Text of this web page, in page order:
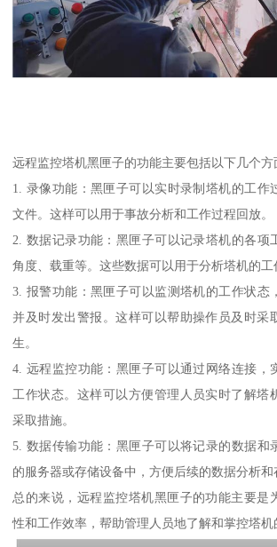
远程监控塔机黑匣子的功能主要包括以下几个方
1. 录像功能：黑匣子可以实时录制塔机的工作
文件。这样可以用于事故分析和工作过程回放。
2. 数据记录功能：黑匣子可以记录塔机的各项
角度、载重等。这些数据可以用于分析塔机的工
3. 报警功能：黑匣子可以监测塔机的工作状态
并及时发出警报。这样可以帮助操作员及时采
生。
4. 远程监控功能：黑匣子可以通过网络连接，
工作状态。这样可以方便管理人员实时了解塔
采取措施。
5. 数据传输功能：黑匣子可以将记录的数据和
的服务器或存储设备中，方便后续的数据分析和
总的来说，远程监控塔机黑匣子的功能主要是
性和工作效率，帮助管理人员地了解和掌控塔机